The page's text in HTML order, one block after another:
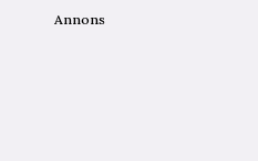
Annons